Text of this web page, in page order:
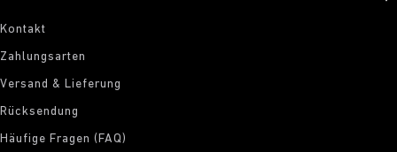
Kontakt
Zahlungsarten
Versand & Lieferung
Rücksendung
Häufige Fragen (FAQ)